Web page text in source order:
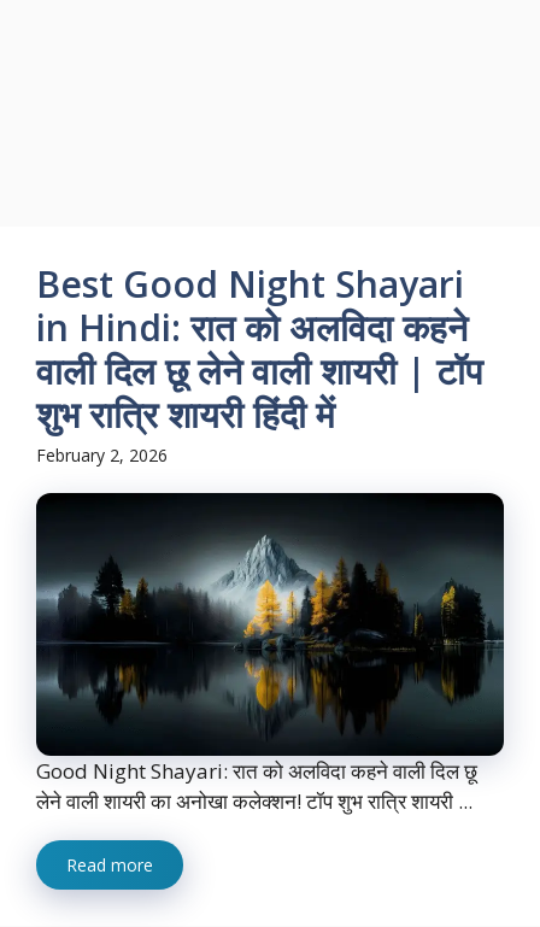
Best Good Night Shayari
in Hindi: रात को अलविदा कहने
वाली दिल छू लेने वाली शायरी | टॉप
शुभ रात्रि शायरी हिंदी में
February 2, 2026
Good Night Shayari: रात को अलविदा कहने वाली दिल छू
लेने वाली शायरी का अनोखा कलेक्शन! टॉप शुभ रात्रि शायरी ...
Read more